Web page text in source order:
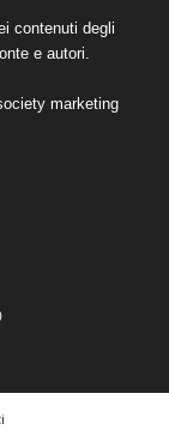
contenuti degli
e autori.
marketing